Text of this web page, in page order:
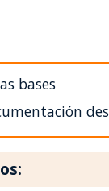
bases